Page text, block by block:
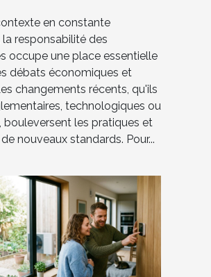
?
en constante
responsabilité des
occupe une place essentielle
débats économiques et
changements récents, qu'ils
technologiques ou
bouleversent les pratiques et
nouveaux standards. Pour...